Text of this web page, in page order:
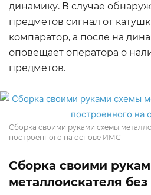
динамику. В случае
предметов сигнал от
компаратор, а после на
оповещает оператора о
предметов.
Сборка своими руками схемы
построенного на основе ИМС
Сборка своими
металлоискателя